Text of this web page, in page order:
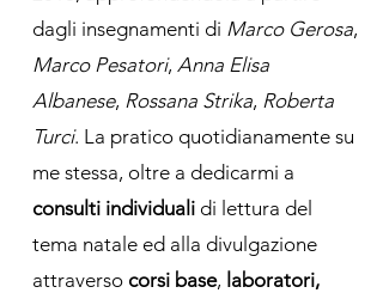
dagli insegnamenti di Marco Gerosa,
Marco Pesatori, Anna Elisa
Albanese, Rossana Strika, Roberta
Turci. La pratico quotidianamente su
me stessa, oltre a dedicarmi a
consulti individuali di lettura del
tema natale ed alla divulgazione
attraverso corsi base, laboratori,